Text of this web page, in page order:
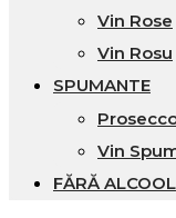
Vin Rose
Vin Rosu
SPUMANTE
Vin
FĂRĂ ALCOOL